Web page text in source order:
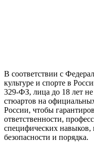
В соответствии с
культуре и спорте в
329-ФЗ, лица до 18 лет
стюартов на
России, чтобы
ответственности,
специфических навыков,
безопасности и порядка.